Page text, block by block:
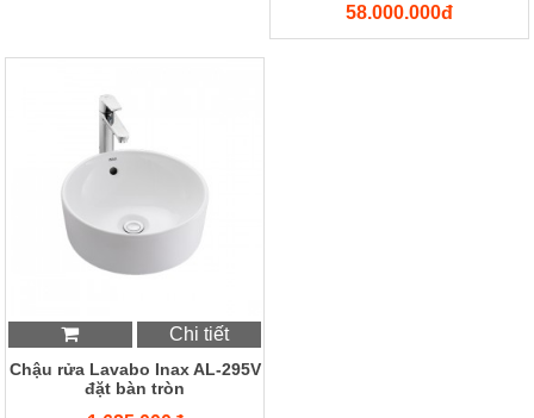
58.000.000đ
Chi tiết
Chậu rửa Lavabo Inax AL-295V
đặt bàn tròn